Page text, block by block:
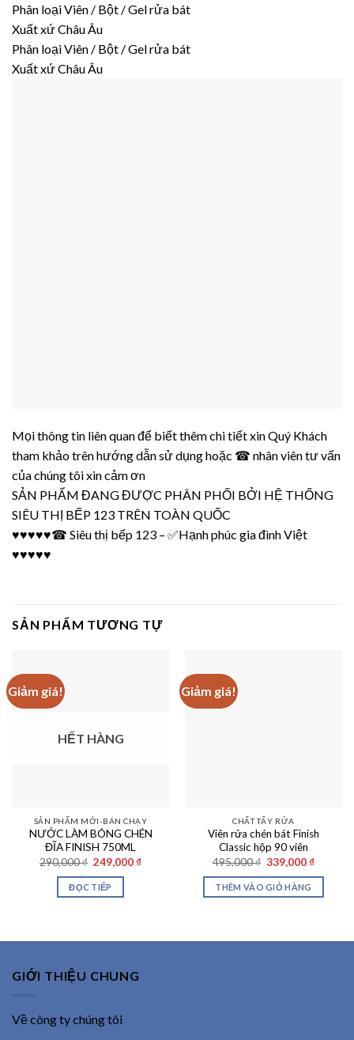
Phân loại Viên / Bột / Gel rửa bát
Xuất xứ Châu Âu
Phân loại Viên / Bột / Gel rửa bát
Xuất xứ Châu Âu
Mọi thông tin liên quan để biết thêm chi tiết xin Quý Khách
tham khảo trên hướng dẫn sử dụng hoặc ☎ nhân viêntư vấn
của chúng tôi xin cảm ơn
SẢN PHẨM ĐANG ĐƯỢC PHÂN PHỐI BỞI HỆ THỐNG
SIÊU THỊ BẾP 123 TRÊN TOÀN QUỐC
♥♥♥♥♥☎ Siêu thị bếp 123 – ✅Hạnh phúc gia đình Việt
♥♥♥♥♥
SẢN PHẨM TƯƠNG TỰ
Giảm giá!
HẾT HÀNG
SẢN PHẨM MỚI-BÁN CHẠY
NƯỚC LÀM BÓNG CHÉN
ĐĨA FINISH 750ML
290,000₫ Giá
là:
290,000 ₫.
249,000 ₫Giá
ĐỌC TIẾP
Giảm giá!
CHẤT TẨY RỬA
Viên rửa chén bát Finish
Classic hộp 90 viên
495,000₫ Giá
là:
495,000 ₫.
339,000 ₫Giá
tại
THÊM VÀO GIỎ HÀNG
GIỚI THIỆU CHUNG
Về công ty chúng tôi